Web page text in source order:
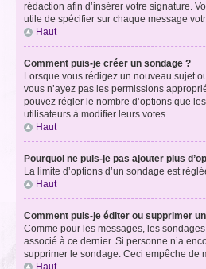
rédaction afin d’insérer votre signature.
utile de spécifier sur chaque message
Haut
Comment puis-je créer un sondage ?
Lorsque vous rédigez un nouveau sujet
vous n’ayez pas les permissions
pouvez régler le nombre d’options que
utilisateurs à modifier leurs votes.
Haut
Pourquoi ne puis-je pas ajouter plus
La limite d’options d’un sondage est
Haut
Comment puis-je éditer ou supprimer
Comme pour les messages, les
associé à ce dernier. Si personne n’a
supprimer le sondage. Ceci empêche de
Haut